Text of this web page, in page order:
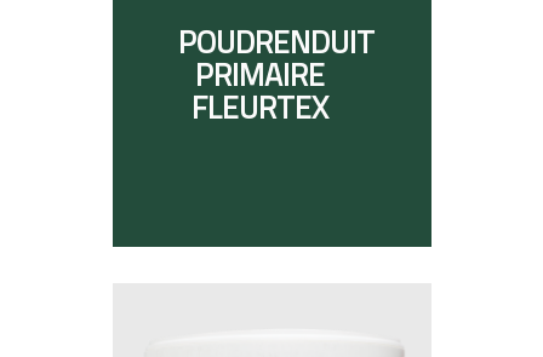
POUDRENDUIT
PRIMAIRE
FLEURTEX